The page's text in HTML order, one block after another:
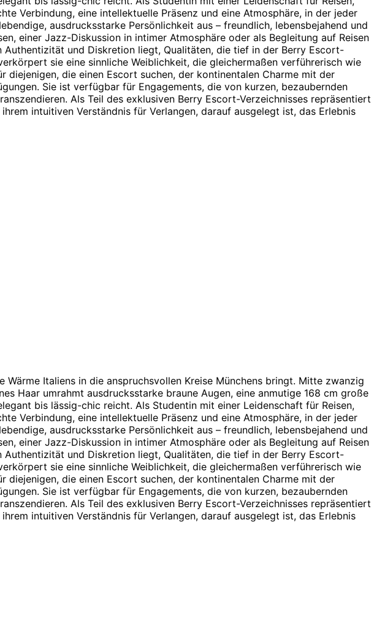
Verbindung, eine intellektuelle Präsenz und eine Atmosphäre, in der jeder
ausdrucksstarke Persönlichkeit aus – freundlich, lebensbejahend und
einer Jazz-Diskussion in intimer Atmosphäre oder als Begleitung auf Reisen
und Diskretion liegt, Qualitäten, die tief in der Berry Escort-
sie eine sinnliche Weiblichkeit, die gleichermaßen verführerisch wie
die einen Escort suchen, der kontinentalen Charme mit der
Sie ist verfügbar für Engagements, die von kurzen, bezaubernden
Als Teil des exklusiven Berry Escort-Verzeichnisses repräsentiert
intuitiven Verständnis für Verlangen, darauf ausgelegt ist, das Erlebnis
Italiens in die anspruchsvollen Kreise Münchens bringt. Mitte zwanzig
Haar umrahmt ausdrucksstarke braune Augen, eine anmutige 168 cm große
bis lässig-chic reicht. Als Studentin mit einer Leidenschaft für Reisen,
Verbindung, eine intellektuelle Präsenz und eine Atmosphäre, in der jeder
ausdrucksstarke Persönlichkeit aus – freundlich, lebensbejahend und
einer Jazz-Diskussion in intimer Atmosphäre oder als Begleitung auf Reisen
und Diskretion liegt, Qualitäten, die tief in der Berry Escort-
sie eine sinnliche Weiblichkeit, die gleichermaßen verführerisch wie
die einen Escort suchen, der kontinentalen Charme mit der
Sie ist verfügbar für Engagements, die von kurzen, bezaubernden
Als Teil des exklusiven Berry Escort-Verzeichnisses repräsentiert
intuitiven Verständnis für Verlangen, darauf ausgelegt ist, das Erlebnis